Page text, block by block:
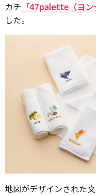
カチ 「47palette（ヨン
した。
地図がデザインされた